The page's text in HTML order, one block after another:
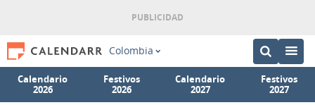
Colombia
Calendario
2026
Festivos
2026
Calendario
2027
Festivos
2027